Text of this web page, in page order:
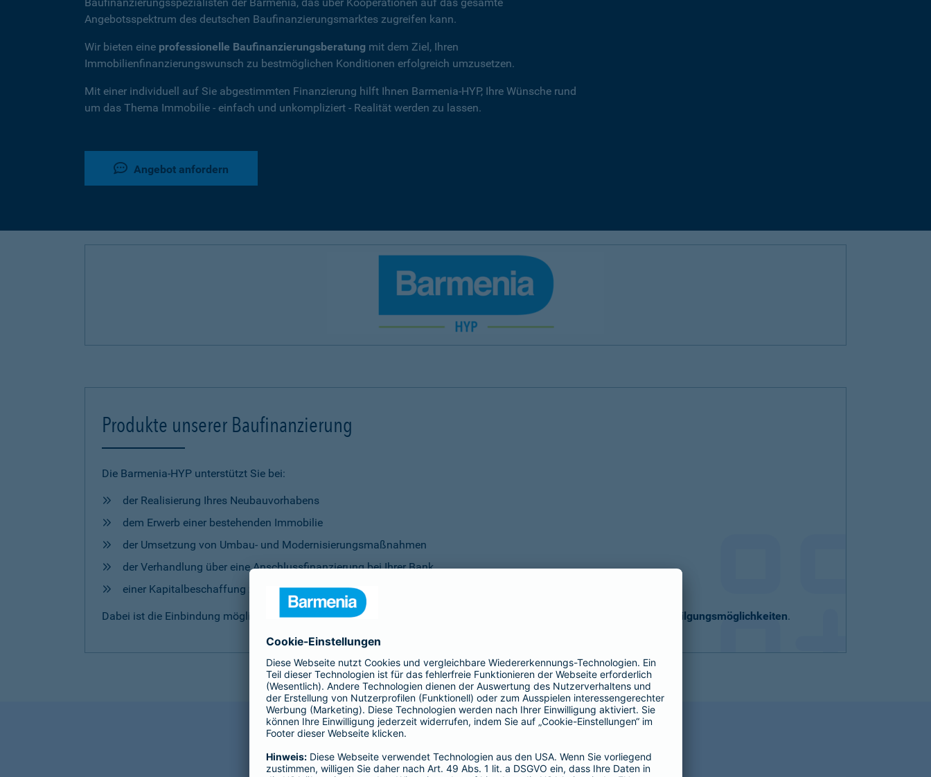
Angebotsspektrum des deutschen Baufinanzierungsmarktes zugreifen kann.
Wir bieten eine professionelle Baufinanzierungsberatung mit dem Ziel, Ihren
Immobilienfinanzierungswunsch zu bestmöglichen Konditionen erfolgreich umzusetzen.
Mit einer individuell auf Sie abgestimmten Finanzierung hilft Ihnen Barmenia-HYP, Ihre Wünsche rund
um das Thema Immobilie - einfach und unkompliziert - Realität werden zu lassen.
Angebot anfordern
Produkte unserer Baufinanzierung
Die Barmenia-HYP unterstützt Sie bei:
der Realisierung Ihres Neubauvorhabens
dem Erwerb einer bestehenden Immobilie
der Umsetzung von Umbau- und Modernisierungsmaßnahmen
der Verhandlung über eine Anschlussfinanzierung bei Ihrer Bank
einer Kapitalbeschaffung zur freien Verwendung
Dabei ist die Einbindung möglicher Fördermittelgenauso selbstverständlich wie die Vereinbarung individueller Sondertilgungsmöglichkeiten.